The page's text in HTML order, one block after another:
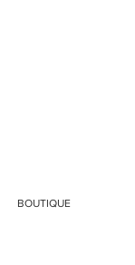
BOUTIQUE